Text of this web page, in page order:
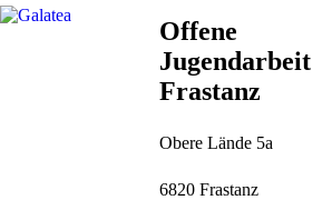
Offene
Jugendarbeit
Frastanz
Obere Lände 5a
6820 Frastanz